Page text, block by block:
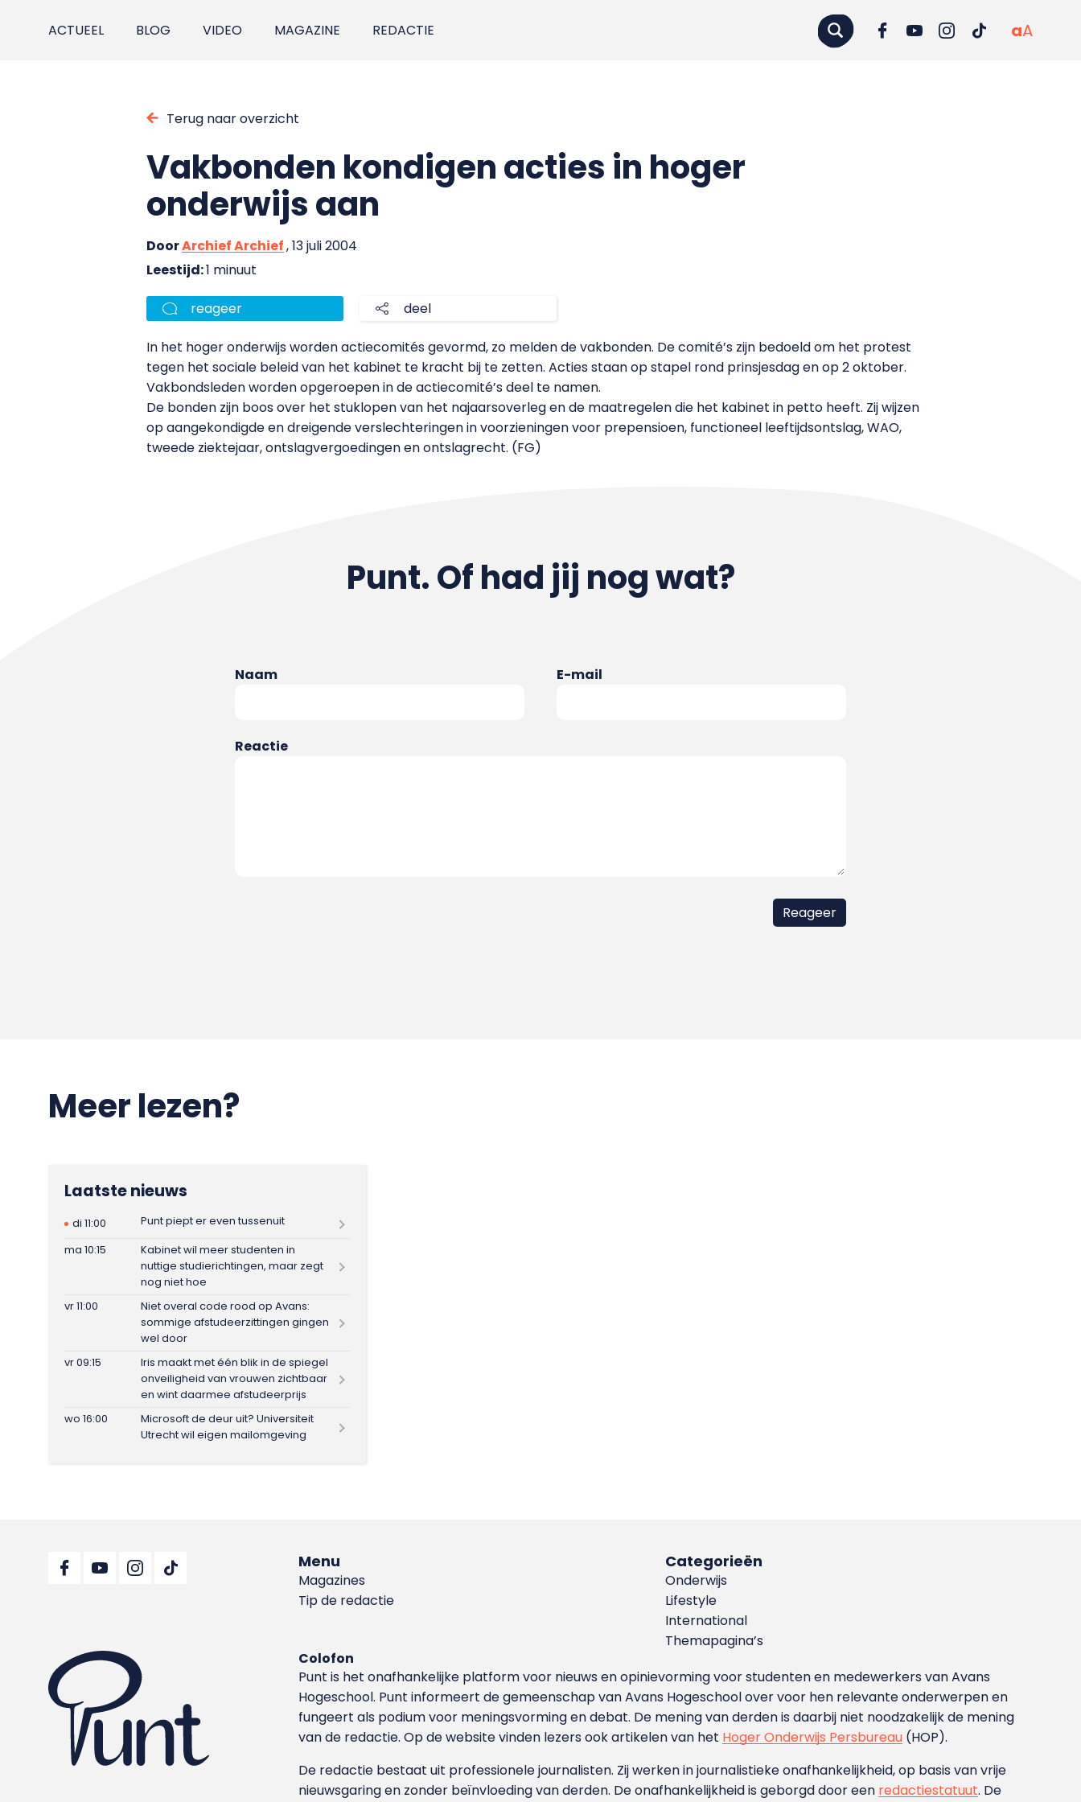
ACTUEEL BLOG VIDEO MAGAZINE REDACTIE aA
Terug naar overzicht
Vakbonden kondigen acties in hoger
onderwijs aan
DoorArchief Archief, 13 juli 2004
Leestijd:1 minuut
reageer deel
In het hoger onderwijs worden actiecomités gevormd, zo melden de vakbonden. De comité’s zijn bedoeld om het protest
tegen het sociale beleid van het kabinet te kracht bij te zetten. Acties staan op stapel rond prinsjesdag en op 2 oktober.
Vakbondsleden worden opgeroepen in de actiecomité’s deel te namen.
De bonden zijn boos over het stuklopen van het najaarsoverleg en de maatregelen die het kabinet in petto heeft. Zij wijzen
op aangekondigde en dreigende verslechteringen in voorzieningen voor prepensioen, functioneel leeftijdsontslag, WAO,
tweede ziektejaar, ontslagvergoedingen en ontslagrecht. (FG)
Punt. Of had jij nog wat?
Naam E-mail
Reactie
Meer lezen?
Laatste nieuws
di 11:00
Punt piept er even tussenuit
ma 10:15
Kabinet wil meer studenten in
nuttige studierichtingen, maar zegt
nog niet hoe
vr 11:00
Niet overal code rood op Avans:
sommige afstudeerzittingen gingen
wel door
vr 09:15
Iris maakt met één blik in de spiegel
onveiligheid van vrouwen zichtbaar
en wint daarmee afstudeerprijs
wo 16:00
Microsoft de deur uit? Universiteit
Utrecht wil eigen mailomgeving
Menu
Magazines
Tip de redactie
Categorieën
Onderwijs
Lifestyle
International
Themapagina’s
Colofon
Punt is het onafhankelijke platform voor nieuws en opinievorming voor studenten en medewerkers van Avans
Hoge­school. Punt informeert de gemeenschap van Avans Hogeschool over voor hen relevante onderwerpen en
fungeert als podium voor meningsvorming en debat. De mening van derden is daarbij niet noodzakelijk de mening
van de redactie. Op de website vinden lezers ook artikelen van het Hoger Onderwijs Persbureau (HOP).
De redactie bestaat uit professionele journalisten. Zij werken in journalistieke onafhankelijkheid, op basis van vrije
nieuwsgaring en zonder beïnvloeding van derden. De onafhankelijkheid is geborgd door een redactiestatuut. De